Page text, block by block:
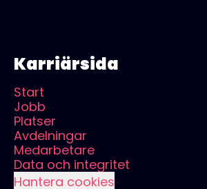
Karriärsida
Start
Jobb
Platser
Avdelningar
Medarbetare
Data och integritet
Hantera cookies